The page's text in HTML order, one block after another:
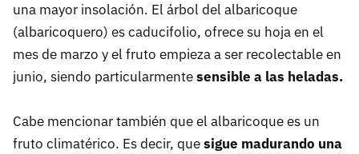
una mayor insolación. El árbol del albaricoque
(albaricoquero) es caducifolio, ofrece su hoja en el
mes de marzo y el fruto empieza a ser recolectable en
junio, siendo particularmentesensible a las heladas.
Cabe mencionar también que el albaricoque es un
fruto climatérico. Es decir, quesigue madurando una